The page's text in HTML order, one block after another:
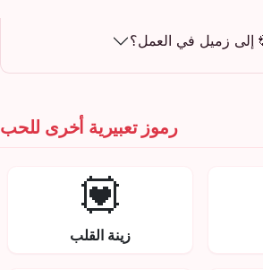
إلى زميل في العمل؟
رموز تعبيرية أخرى للحب
💟
زينة القلب